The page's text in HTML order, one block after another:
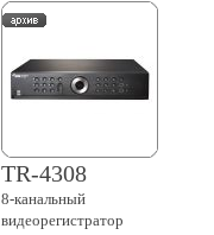
TR-4308
8-канальный
видеорегистратор